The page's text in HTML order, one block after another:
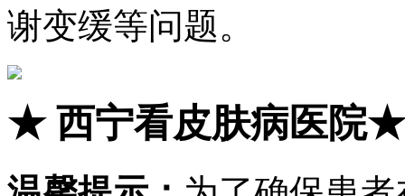
谢变缓等问题。
★西宁看皮肤病医院★